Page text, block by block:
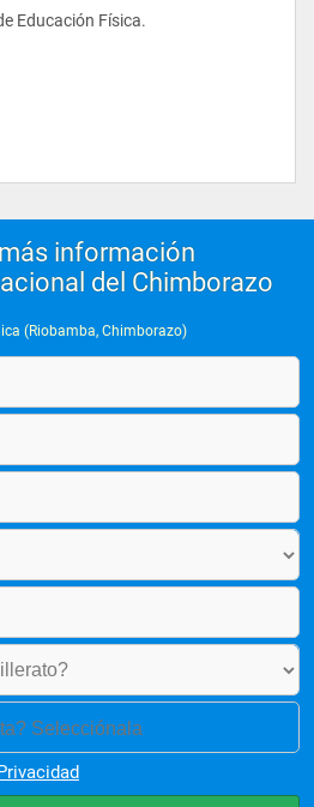
Educación Física.
información
del Chimborazo
(Riobamba, Chimborazo)
Selecciónala